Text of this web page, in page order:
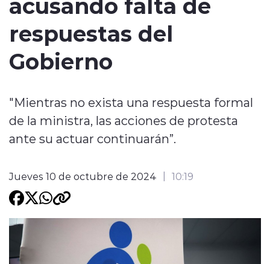
Internacional
Entrevistas
Programacion
modo claro
respuestas del
Gobierno
"Mientras no exista una respuesta formal
de la ministra, las acciones de protesta
ante su actuar continuarán”.
Jueves 10 de octubre de 2024 10:19